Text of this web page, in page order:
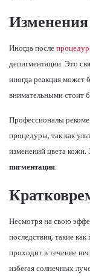
Иногда после
депигментации. Это
иногда реакция
внимательными стоит
Профессионалы
процедуры, так как
изменений цвета кожи.
пигментация.
Несмотря на свою
последствия, такие
проходит в течение
избегая солнечных